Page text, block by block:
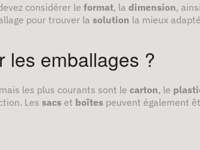
considérer le format, la dimension,
pour trouver la solution la mieux
les emballages ?
les plus courants sont le carton, le
Les sacs et boîtes peuvent également